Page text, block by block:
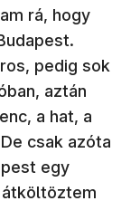
rá, hogy
pedig sok
aztán
a hat, a
csak azóta
egy